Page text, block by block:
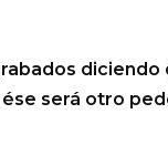
diciendo
será otro